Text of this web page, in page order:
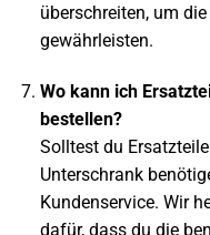
überschreiten, um
gewährleisten.
Wo kann ich
bestellen?
Solltest du
Unterschrank
Kundenservice. Wir
dafür, dass du die